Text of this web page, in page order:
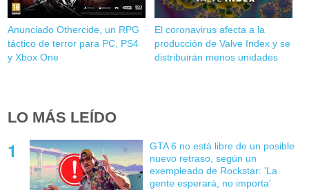
Anunciado Othercide, un RPG
táctico de terror para PC, PS4
y Xbox One
El coronavirus afecta a la
producción de Valve Index y se
distribuirán menos unidades
LO MÁS LEÍDO
GTA 6 no está libre de un posible
nuevo retraso, según un
exempleado de Rockstar: 'La
gente esperará, no importa'